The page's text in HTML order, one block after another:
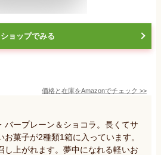
ショップでみる
価格と在庫をAmazonでチェック >>
バープレーン＆ショコラ。長くてサ
菓子が2種類1箱に入っています。
し上がれます。夢中になれる軽いお